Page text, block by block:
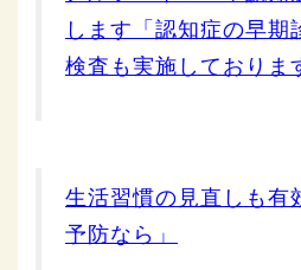
します「認知症の早期
検査も実施しておりま
生活習慣の見直しも有
予防なら」